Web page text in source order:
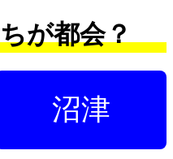
が都会？
沼津